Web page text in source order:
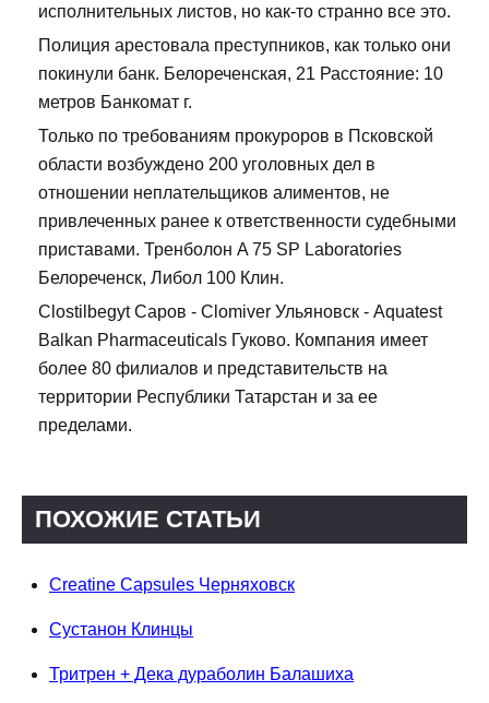
исполнительных листов, но как-то странно все это.
Полиция арестовала преступников, как только они
покинули банк. Белореченская, 21 Расстояние: 10
метров Банкомат г.
Только по требованиям прокуроров в Псковской
области возбуждено 200 уголовных дел в
отношении неплательщиков алиментов, не
привлеченных ранее к ответственности судебными
приставами. Тренболон A 75 SP Laboratories
Белореченск, Либол 100 Клин.
Clostilbegyt Саров - Clomiver Ульяновск - Aquatest
Balkan Pharmaceuticals Гуково. Компания имеет
более 80 филиалов и представительств на
территории Республики Татарстан и за ее
пределами.
ПОХОЖИЕ СТАТЬИ
Creatine Capsules Черняховск
Сустанон Клинцы
Тритрен + Дека дураболин Балашиха